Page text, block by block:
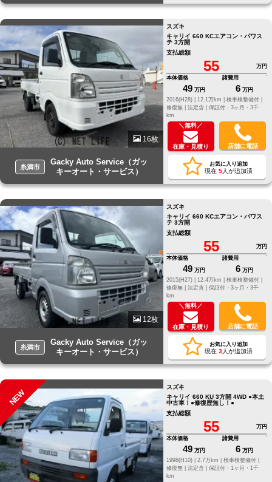
16枚
糸満市
Gacky Auto Service（ガッ
キーオート・サービス）
スズキ
キャリイ 660 KCエアコン・パワス
テ 3方開
支払総額
55
万円
本体価格
49 万円
諸費用
6 万円
2016(H28) |
12.1万km |
検車検整備付 |
修復無 | 法定含 | 保証付・3ヶ月・3千
km
＼無料／
在庫・見積り 店舗に電話
お気に入り追加
現在 5人が追加済
12枚
糸満市
Gacky Auto Service（ガッ
キーオート・サービス）
スズキ
キャリイ 660 KCエアコン・パワス
テ 3方開
支払総額
55
万円
本体価格
49 万円
諸費用
6 万円
2015(H27) |
12.4万km |
検車検整備付 |
修復無 | 法定含 | 保証付・3ヶ月・3千
km
＼無料／
在庫・見積り 店舗に電話
お気に入り追加
現在 3人が追加済
NEW
スズキ
キャリイ 660 KU 3方開 4WD ●本土
中古車！●修復歴無し！●
支払総額
55
万円
本体価格
49 万円
諸費用
6 万円
1998(H10) |
2.7万km |
検車検整備付 |
修復無 | 法定含 | 保証付・1ヶ月・1千
km